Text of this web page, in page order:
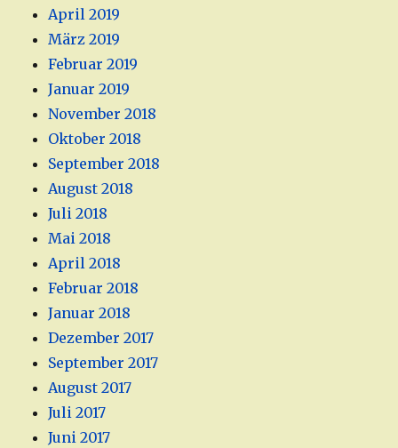
April 2019
März 2019
Februar 2019
Januar 2019
November 2018
Oktober 2018
September 2018
August 2018
Juli 2018
Mai 2018
April 2018
Februar 2018
Januar 2018
Dezember 2017
September 2017
August 2017
Juli 2017
Juni 2017